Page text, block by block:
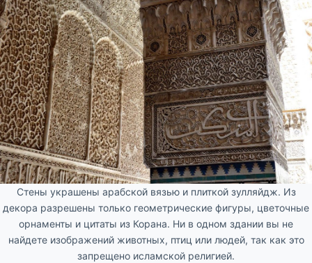
Стены украшены арабской вязью и плиткой зулляйдж. Из
декора разрешены только геометрические фигуры, цветочные
орнаменты и цитаты из Корана. Ни в одном здании вы не
найдете изображений животных, птиц или людей, так как это
запрещено исламской религией.